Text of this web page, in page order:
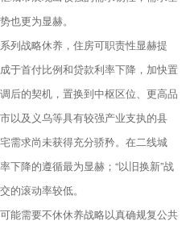
也更为显赫。
战略休养，住房可职责性显赫提
于首付比例和贷款利率下降，加快置
后的契机，置换到中枢区位、更高品
以及义乌等具有较强产业支执的县
需求尚未获得充分骄矜。在二线城
下降的遵循最为显赫；“以旧换新”战
的滚动率较低。
需要不休休养战略以真确规复公共